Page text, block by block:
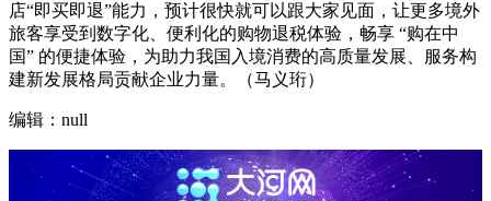
店“即买即退”能力，预计很快就可以跟大家见面，让更多境外
旅客享受到数字化、便利化的购物退税体验，畅享 “购在中
国” 的便捷体验，为助力我国入境消费的高质量发展、服务构
建新发展格局贡献企业力量。（马义珩）
编辑：null